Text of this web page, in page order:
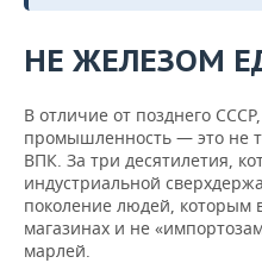
НЕ ЖЕЛЕЗОМ
В отличие от позднего
промышленность — это не
ВПК. За три десятилетия,
индустриальной
поколение людей, которым
магазинах и не
марлей.